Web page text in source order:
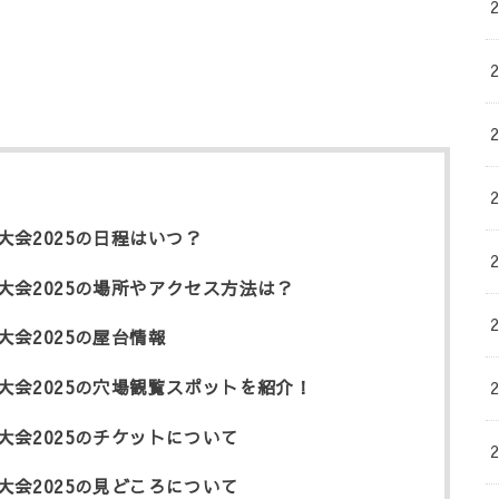
会2025の日程はいつ？
会2025の場所やアクセス方法は？
会2025の屋台情報
2025の穴場観覧スポットを紹介！
会2025のチケットについて
会2025の見どころについて